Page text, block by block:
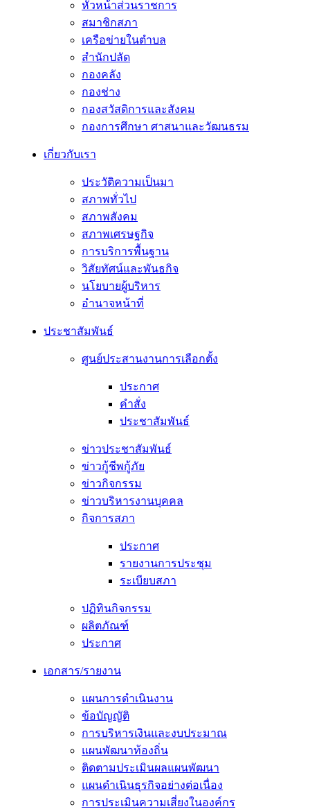
หัวหน้าส่วนราชการ
สมาชิกสภา
เครือข่ายในตำบล
สำนักปลัด
กองคลัง
กองช่าง
กองสวัสดิการและสังคม
กองการศึกษา ศาสนาและวัฒนธรม
เกี่ยวกับเรา
ประวัติความเป็นมา
สภาพทั่วไป
สภาพสังคม
สภาพเศรษฐกิจ
การบริการพื้นฐาน
วิสัยทัศน์และพันธกิจ
นโยบายผู้บริหาร
อํานาจหน้าที่
ประชาสัมพันธ์
ศูนย์ประสานงานการเลือกตั้ง
ประกาศ
คำสั่ง
ประชาสัมพันธ์
ข่าวประชาสัมพันธ์
ข่าวกู้ชีพกู้ภัย
ข่าวกิจกรรม
ข่าวบริหารงานบุคคล
กิจการสภา
ประกาศ
รายงานการประชุม
ระเบียบสภา
ปฏิทินกิจกรรม
ผลิตภัณฑ์
ประกาศ
เอกสาร/รายงาน
แผนการดำเนินงาน
ข้อบัญญัติ
การบริหารเงินและงบประมาณ
แผนพัฒนาท้องถิ่น
ติดตามประเมินผลแผนพัฒนา
แผนดำเนินธุรกิจอย่างต่อเนื่อง
การประเมินความเสี่ยงในองค์กร